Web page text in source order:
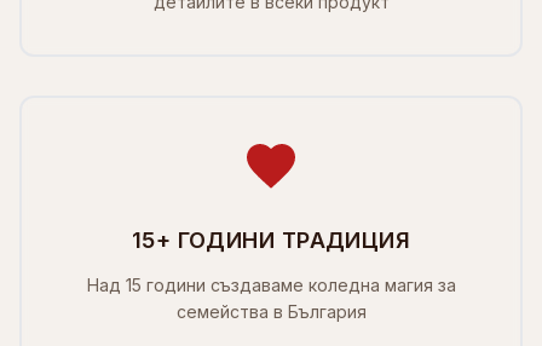
15+ ГОДИНИ ТРАДИЦИЯ
Над 15 години създаваме коледна магия за
семейства в България